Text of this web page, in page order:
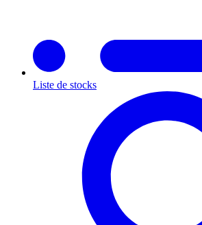
Liste de stocks